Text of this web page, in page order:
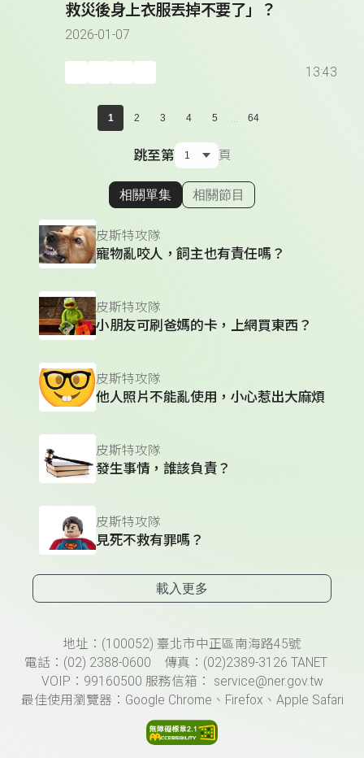
救災後身上衣服丟掉不要了」？
2026-01-07
13:43
1 2 3 4 5 ... 64
跳至第 頁
顯示相關單集
相關單集 相關節目
皮斯特攻隊
寵物亂咬人，飼主也有責任嗎？
皮斯特攻隊
小朋友可刷爸媽的卡，上網買東西？
皮斯特攻隊
他人照片不能亂使用，小心惹出大麻煩
皮斯特攻隊
發生事情，誰該負責？
皮斯特攻隊
見死不救有罪嗎？
載入更多
頁尾資訊地址：(100052) 臺北市中正區南海路45號
電話：(02) 2388-0600 傳真：(02)2389-3126 TANET
VOIP：99160500 服務信箱： service@ner.gov.tw
最佳使用瀏覽器：Google Chrome、Firefox、Apple Safari